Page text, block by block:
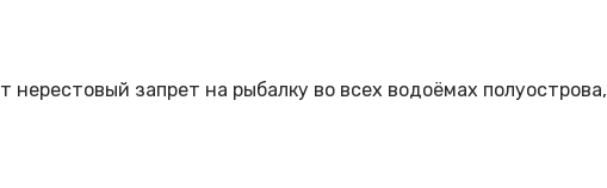
нерестовый запрет на рыбалку во всех водоёмах полуострова,